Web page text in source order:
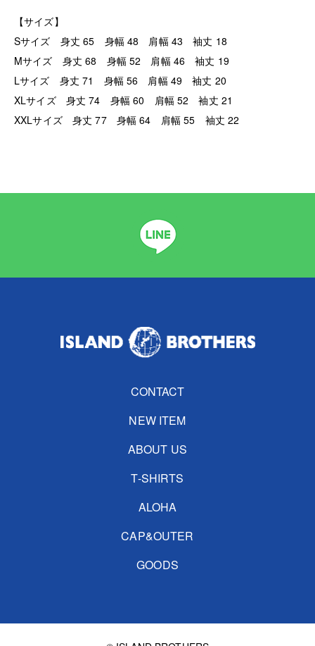
【サイズ】
Sサイズ 身丈 65 身幅 48 肩幅 43 袖丈 18
Mサイズ 身丈 68 身幅 52 肩幅 46 袖丈 19
Lサイズ 身丈 71 身幅 56 肩幅 49 袖丈 20
XLサイズ 身丈 74 身幅 60 肩幅 52 袖丈 21
XXLサイズ 身丈 77 身幅 64 肩幅 55 袖丈 22
CONTACT
NEW ITEM
ABOUT US
T-SHIRTS
ALOHA
CAP&OUTER
GOODS